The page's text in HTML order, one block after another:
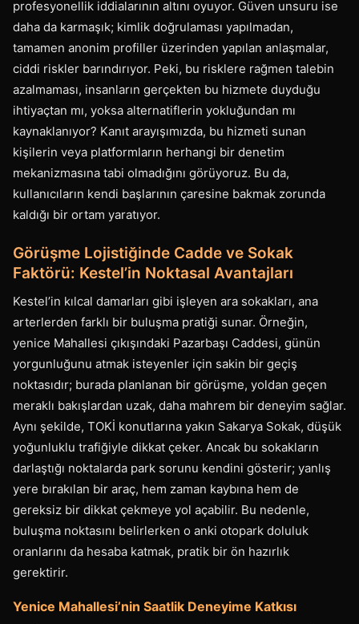
profesyonellik iddialarının altını oyuyor. Güven unsuru ise
daha da karmaşık; kimlik doğrulaması yapılmadan,
tamamen anonim profiller üzerinden yapılan anlaşmalar,
ciddi riskler barındırıyor. Peki, bu risklere rağmen talebin
azalmaması, insanların gerçekten bu hizmete duyduğu
ihtiyaçtan mı, yoksa alternatiflerin yokluğundan mı
kaynaklanıyor? Kanıt arayışımızda, bu hizmeti sunan
kişilerin veya platformların herhangi bir denetim
mekanizmasına tabi olmadığını görüyoruz. Bu da,
kullanıcıların kendi başlarının çaresine bakmak zorunda
kaldığı bir ortam yaratıyor.
Görüşme Lojistiğinde Cadde ve Sokak
Faktörü: Kestel’in Noktasal Avantajları
Kestel’in kılcal damarları gibi işleyen ara sokakları, ana
arterlerden farklı bir buluşma pratiği sunar. Örneğin,
yenice Mahallesi çıkışındaki Pazarbaşı Caddesi, günün
yorgunluğunu atmak isteyenler için sakin bir geçiş
noktasıdır; burada planlanan bir görüşme, yoldan geçen
meraklı bakışlardan uzak, daha mahrem bir deneyim sağlar.
Aynı şekilde, TOKİ konutlarına yakın Sakarya Sokak, düşük
yoğunluklu trafiğiyle dikkat çeker. Ancak bu sokakların
darlaştığı noktalarda park sorunu kendini gösterir; yanlış
yere bırakılan bir araç, hem zaman kaybına hem de
gereksiz bir dikkat çekmeye yol açabilir. Bu nedenle,
buluşma noktasını belirlerken o anki otopark doluluk
oranlarını da hesaba katmak, pratik bir ön hazırlık
gerektirir.
Yenice Mahallesi’nin Saatlik Deneyime Katkısı